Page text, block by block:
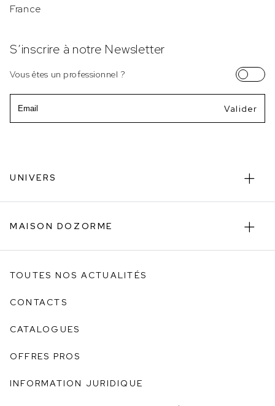
France
S’inscrire à notre Newsletter
Vous êtes un professionnel ?
UNIVERS
MAISON DOZORME
TOUTES NOS ACTUALITÉS
CONTACTS
CATALOGUES
OFFRES PROS
INFORMATION JURIDIQUE